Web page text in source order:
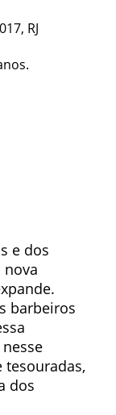
RJ
e dos
nova
barbeiros
tesouradas,
dos